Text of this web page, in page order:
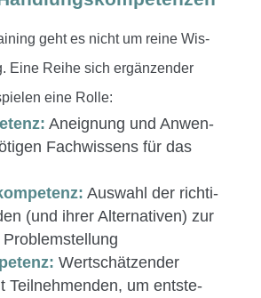
geht es nicht um reine Wis­
Eine Rei­he sich ergänzen­der
eine Rolle:
Aneig­nung und Anwen­
Fach­wis­sens für das
Auswahl der richti­
(und ihrer Alter­na­tiv­en) zur
Wertschätzen­der
Teil­nehmenden, um entste­